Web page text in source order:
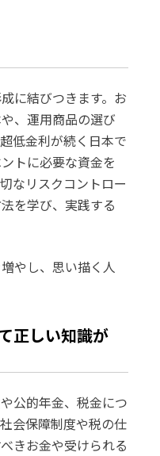
に結びつきます。お
、運用商品の選び
低金利が続く日本で
トに必要な資金を
なリスクコントロー
を学び、実践する
やし、思い描く人
正しい知識が
公的年金、税金につ
会保障制度や税の仕
きお金や受けられる